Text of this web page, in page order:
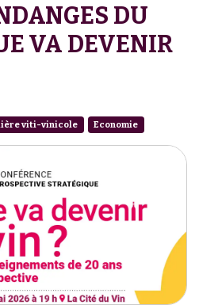
DU
VA DEVENIR
viti-vinicole Economie